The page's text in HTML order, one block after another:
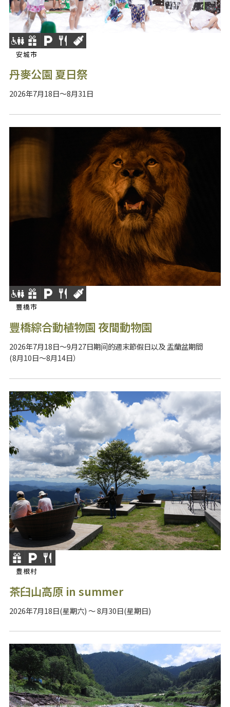
安城市
丹麥公園 夏日祭
2026年7月18日～8月31日
豐橋市
豐橋綜合動植物園 夜間動物園
2026年7月18日～9月27日期间的週末節假日以及 盂蘭盆期間
(8月10日～8月14日）
豊根村
茶臼山高原 in summer
2026年7月18日(星期六) ～ 8月30日(星期日)